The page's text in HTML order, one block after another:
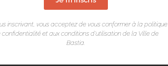
inscrivant, vous acceptez de vous conformer à la politique
confidentialité et aux conditions d’utilisation de la Ville de
Bastia.